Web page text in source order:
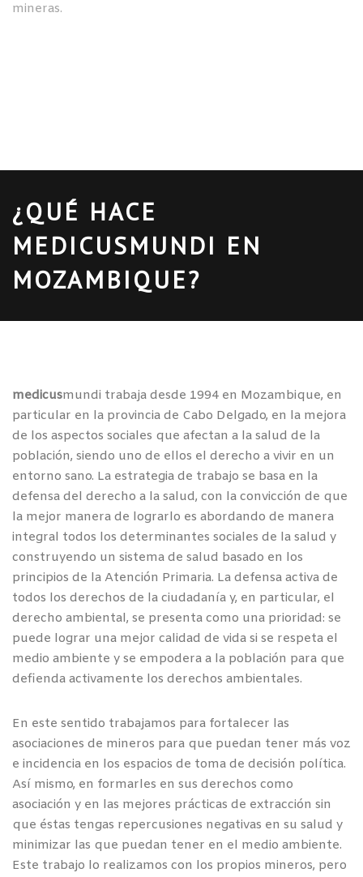
mineras.
¿QUÉ HACE
MEDICUSMUNDI EN
MOZAMBIQUE?
medicusmundi trabaja desde 1994 en Mozambique, en
particular en la provincia de Cabo Delgado, en la mejora
de los aspectos sociales que afectan a la salud de la
población, siendo uno de ellos el derecho a vivir en un
entorno sano. La estrategia de trabajo se basa en la
defensa del derecho a la salud, con la convicción de que
la mejor manera de lograrlo es abordando de manera
integral todos los determinantes sociales de la salud y
construyendo un sistema de salud basado en los
principios de la Atención Primaria. La defensa activa de
todos los derechos de la ciudadanía y, en particular, el
derecho ambiental, se presenta como una prioridad: se
puede lograr una mejor calidad de vida si se respeta el
medio ambiente y se empodera a la población para que
defienda activamente los derechos ambientales.
En este sentido trabajamos para fortalecer las
asociaciones de mineros para que puedan tener más voz
e incidencia en los espacios de toma de decisión política.
Así mismo, en formarles en sus derechos como
asociación y en las mejores prácticas de extracción sin
que éstas tengas repercusiones negativas en su salud y
minimizar las que puedan tener en el medio ambiente.
Este trabajo lo realizamos con los propios mineros, pero